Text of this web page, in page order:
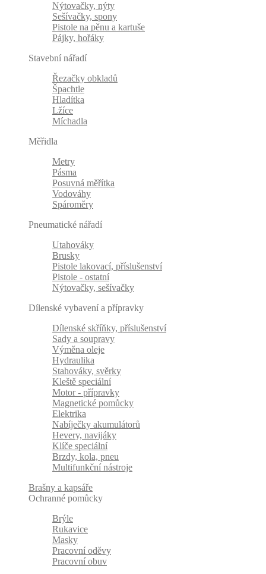
Nýtovačky, nýty
Sešívačky, spony
Pistole na pěnu a kartuše
Pájky, hořáky
Stavební nářadí
Řezačky obkladů
Špachtle
Hladítka
Lžíce
Míchadla
Měřidla
Metry
Pásma
Posuvná měřítka
Vodováhy
Spároměry
Pneumatické nářadí
Utahováky
Brusky
Pistole lakovací, příslušenství
Pistole - ostatní
Nýtovačky, sešívačky
Dílenské vybavení a přípravky
Dílenské skříňky, příslušenství
Sady a soupravy
Výměna oleje
Hydraulika
Stahováky, svěrky
Kleště speciální
Motor - přípravky
Magnetické pomůcky
Elektrika
Nabíječky akumulátorů
Hevery, navijáky
Klíče speciální
Brzdy, kola, pneu
Multifunkční nástroje
Brašny a kapsáře
Ochranné pomůcky
Brýle
Rukavice
Masky
Pracovní oděvy
Pracovní obuv